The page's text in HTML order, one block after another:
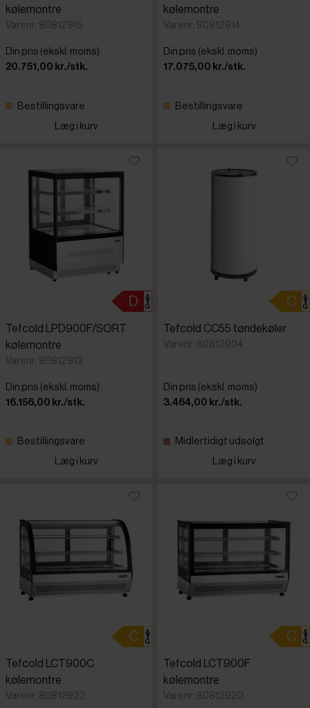
kølemontre
Varenr: 80812915
Din pris (ekskl. moms)
20.751,00 kr./stk.
Bestillingsvare
Læg i kurv
kølemontre
Varenr: 80812914
Din pris (ekskl. moms)
17.075,00 kr./stk.
Bestillingsvare
Læg i kurv
Tefcold LPD900F/SORT
kølemontre
Varenr: 80812913
Din pris (ekskl. moms)
16.156,00 kr./stk.
Bestillingsvare
Læg i kurv
Tefcold CC55 tøndekøler
Varenr: 80812904
Din pris (ekskl. moms)
3.464,00 kr./stk.
Midlertidigt udsolgt
Læg i kurv
Tefcold LCT900C
kølemontre
Varenr: 80812922
Tefcold LCT900F
kølemontre
Varenr: 80812920